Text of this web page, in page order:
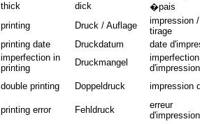
thick dick
�pais
printing Druck / Auflage
impression /
tirage
printing date Druckdatum
date
imperfection in
printing
Druckmangel
imperfection
d'impression
double printing Doppeldruck impression
printing error Fehldruck
erreur
d'impression